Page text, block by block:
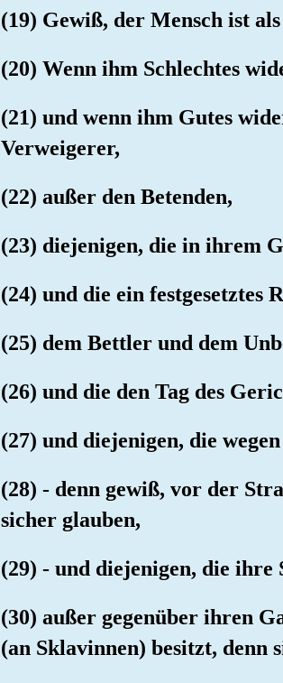
(19) Gewiß, der Mensch ist
(20) Wenn ihm Schlechtes
(21) und wenn ihm Gutes
Verweigerer,
(22) außer den Betenden,
(23) diejenigen, die in ihrem
(24) und die ein festgesetztes
(25) dem Bettler und dem
(26) und die den Tag des
(27) und diejenigen, die
(28) - denn gewiß, vor der
sicher glauben,
(29) - und diejenigen, die ihre
(30) außer gegenüber ihren
(an Sklavinnen) besitzt, denn